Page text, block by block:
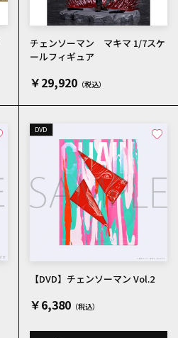
チェンソーマン マキマ 1/7スケ
ールフィギュア
￥29,920
DVD
【DVD】チェンソーマン Vol.2
￥6,380